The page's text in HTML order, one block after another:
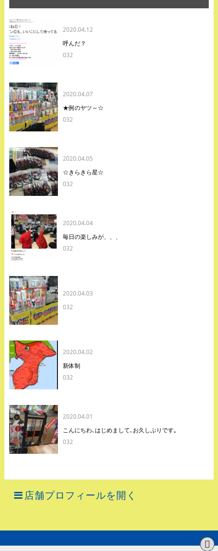
2020.04.12
呼んだ？
032
2020.04.07
★例のヤツ～☆
032
2020.04.05
☆きらきら星☆
032
2020.04.04
毎日の楽しみが、、、
032
2020.04.03
032
2020.04.02
新体制
032
2020.04.01
こんにちわ､はじめまして､お久しぶりです｡
032
店舗プロフィールを開く